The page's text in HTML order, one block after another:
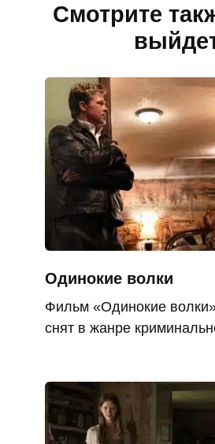
Смотрите
Одинокие волки
Фильм «Одинокие
снят в жанре